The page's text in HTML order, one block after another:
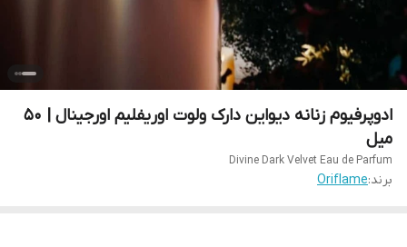
ادوپرفیوم زنانه دیواین دارک ولوت اوریفلیم اورجینال | 50
میل
Divine Dark Velvet Eau de Parfum
برند:Oriflame